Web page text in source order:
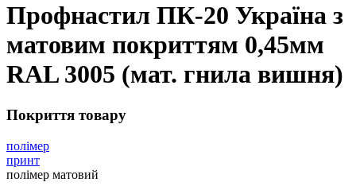
Профнастил ПК-20 Україна з
матовим покриттям 0,45мм
RAL 3005 (мат. гнила вишня)
Покриття товару
полімер
принт
полімер матовий